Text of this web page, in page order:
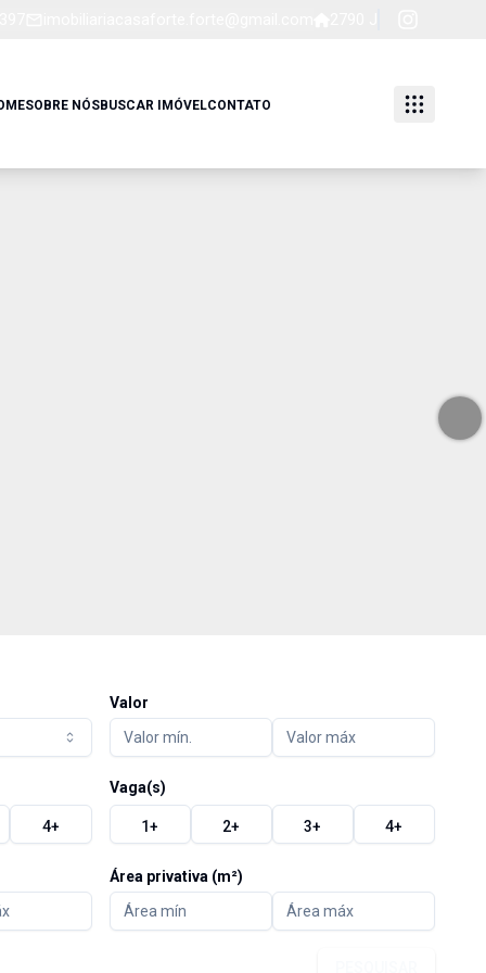
SOBRE NÓSBUSCAR IMÓVELCONTATO
Valor
4+
Vaga(s)
1+ 2+ 3+ 4+
Área privativa (m²)